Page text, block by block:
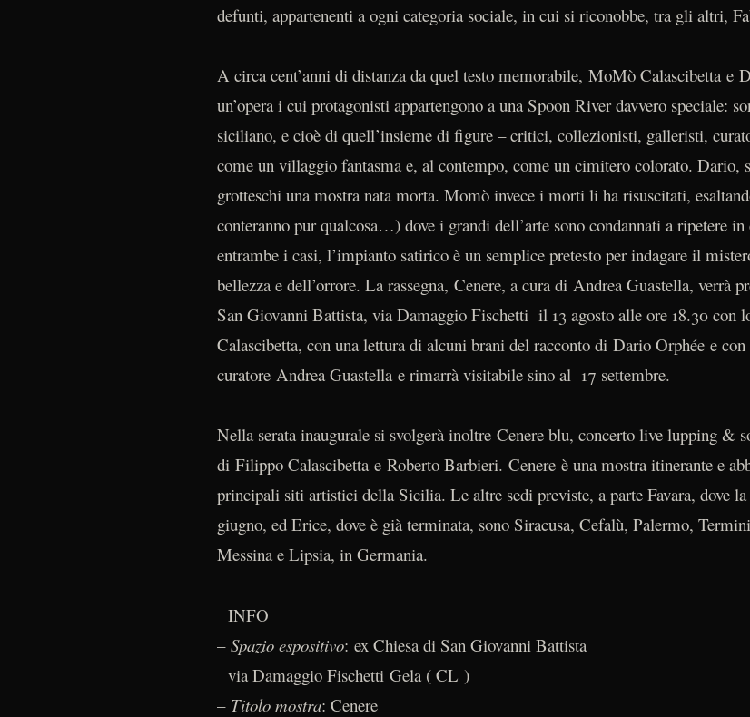
defunti, appartenenti a ogni categoria sociale, in cui si riconobbe, tra gli altri,
A circa cent’anni di distanza da quel testo memorabile, MoMò Calascibetta e
un’opera i cui protagonisti appartengono a una Spoon River davvero speciale:
siciliano, e cioè di quell’insieme di figure – critici, collezionisti, galleristi,
come un villaggio fantasma e, al contempo, come un cimitero colorato.
grotteschi una mostra nata morta. Momò invece i morti li ha risuscitati,
conteranno pur qualcosa…) dove i grandi dell’arte sono condannati a ripetere
entrambe i casi, l’impianto satirico è un semplice pretesto per indagare il
bellezza e dell’orrore. La rassegna, Cenere, a cura di Andrea Guastella, verrà
San Giovanni Battista, via Damaggio Fischetti il 13 agosto alle ore 18.30
Calascibetta, con una lettura di alcuni brani del racconto di Dario Orphée e con
curatore Andrea Guastella e rimarrà visitabile sino al 17 settembre.
Nella serata inaugurale si svolgerà inoltre Cenere blu, concerto live lupping &
di Filippo Calascibetta e Roberto Barbieri. Cenere è una mostra itinerante e
principali siti artistici della Sicilia. Le altre sedi previste, a parte Favara, dove la
giugno, ed Erice, dove è già terminata, sono Siracusa, Cefalù, Palermo,
Messina e Lipsia, in Germania.
INFO
– Spazio espositivo: ex Chiesa di San Giovanni Battista
via Damaggio Fischetti Gela ( CL )
– Titolo mostra: Cenere